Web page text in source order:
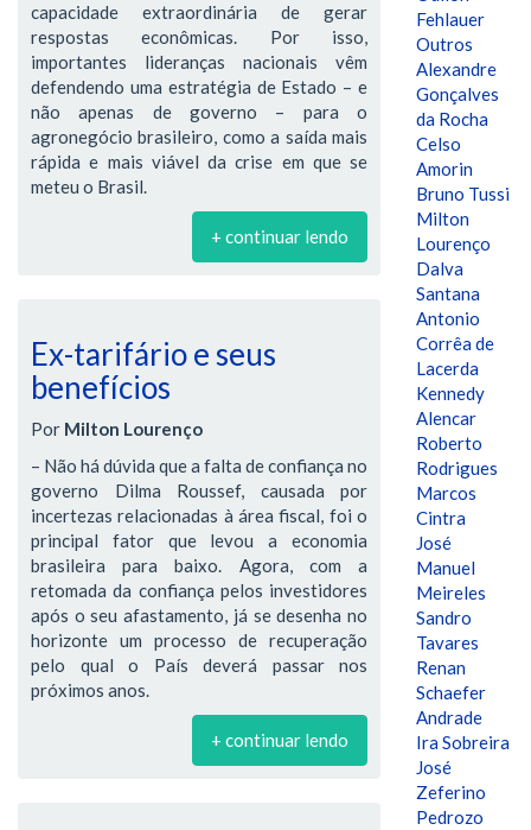
capacidade extraordinária de gerar
respostas econômicas. Por isso,
importantes lideranças nacionais vêm
defendendo uma estratégia de Estado – e
não apenas de governo – para o
agronegócio brasileiro, como a saída mais
rápida e mais viável da crise em que se
meteu o Brasil.
+ continuar lendo
Ex-tarifário e seus
benefícios
Por Milton Lourenço
– Não há dúvida que a falta de confiança no
governo Dilma Roussef, causada por
incertezas relacionadas à área fiscal, foi o
principal fator que levou a economia
brasileira para baixo. Agora, com a
retomada da confiança pelos investidores
após o seu afastamento, já se desenha no
horizonte um processo de recuperação
pelo qual o País deverá passar nos
próximos anos.
+ continuar lendo
Fehlauer
Outros
Alexandre
Gonçalves
da Rocha
Celso
Amorin
Bruno Tussi
Milton
Lourenço
Dalva
Santana
Antonio
Corrêa de
Lacerda
Kennedy
Alencar
Roberto
Rodrigues
Marcos
Cintra
José
Manuel
Meireles
Sandro
Tavares
Renan
Schaefer
Andrade
Ira Sobreira
José
Zeferino
Pedrozo